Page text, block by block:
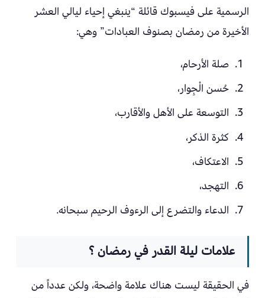
الرسمية على فيسبوك قائلة “ينبغي إحياء ليالي العشر
الأخيرة من رمضان بصنوف العبادات” وهي:
صلة الأرحام،
حُسن الْجِوار،
التوسعة على الأهل والأقارب،
كثرة الذكر،
الاعتكاف،
التهجد،
الدعاء والتضرع إلى الرءوف الرحيم سبحانه.
علامات ليلة القدر في رمضان ؟
في الحقيقة ليست هناك علامة واضحة، ولكن عدداً من